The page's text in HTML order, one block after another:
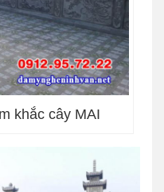
khắc cây MAI